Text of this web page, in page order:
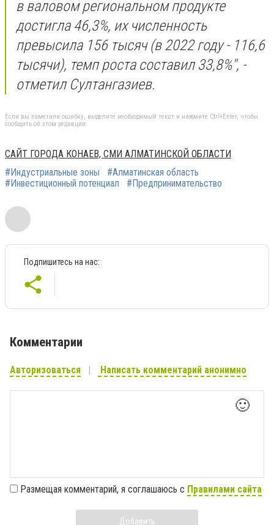
в валовом региональном продукте
достигла 46,3%, их численность
превысила 156 тысяч (в 2022 году - 116,6
тысячи), темп роста составил 33,8%", -
отметил Султангазиев.
Если вы заметили ошибку, выделите необходимый текст и нажмите Ctrl+Enter, чтобы
сообщить об этом редакции
САЙТ ГОРОДА КОНАЕВ, СМИ АЛМАТИНСКОЙ ОБЛАСТИ
#Индустриальные зоны
#Алматинская область
#Инвестиционный потенциал
#Предпринимательство
Подпишитесь на нас:
Комментарии
Авторизоваться Написать комментарий анонимно
🙂
Размещая комментарий, я соглашаюсь с Правилами сайта
Добавить